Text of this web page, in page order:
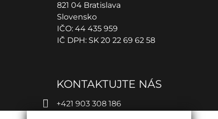
821 04 Bratislava
Slovensko
IČO: 44 435 959
IČ DPH: SK 20 22 69 62 58
KONTAKTUJTE NÁS
+421 903 308 186